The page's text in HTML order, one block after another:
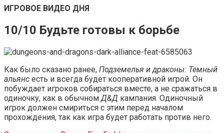
ИГРОВОЕ ВИДЕО ДНЯ
10/10 Будьте готовы к борьбе
Как было сказано ранее, Подземелья и драконы: Темный
альянс есть и всегда будет кооперативной игрой. Он
побуждает игроков собираться вместе, а не сражаться в
одиночку, как в обычном Д&Д кампания. Одиночный
игрок должен смириться с этим перед началом
прохождения, так как игра будет работать против него.